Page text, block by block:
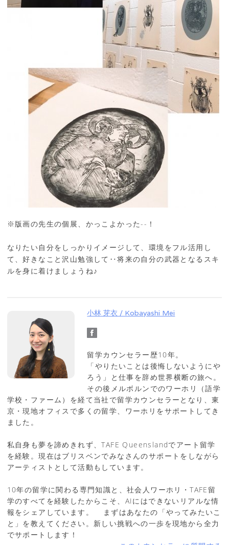
※版画の先生の個展、かっこよかった--！
なりたい自分をしっかりイメージして、環境をフル活用し
て、好きなこと沢山勉強して‥将来の自分の武器となるスキ
ルを身に着けましょうね♪
小林 芽衣 / Kobayashi Mei
留学カウンセラー歴10年。
「やりたいことは後悔しないようにや
ろう」と仕事を辞め世界横断の旅へ。
その後メルボルンでのワーホリ（語学
学校・ファーム）を経て当社で留学カウンセラーとなり、東
京・現地オフィスで多くの留学、ワーホリをサポートしてき
ました。
私自身も夢を諦めきれず、TAFE Queenslandでアート留学
を経験。現在はブリスベンでみなさんのサポートをしながら
アーティストとして活動もしています。
10年の留学に関わる専門知識と、社会人ワーホリ・TAFE留
学のすべてを経験したからこそ、AIにはできないリアルな情
報をシェアしています。 まずはあなたの「やってみたいこ
と」を教えてください。新しい挑戦への一歩を現地から全力
でサポートします！